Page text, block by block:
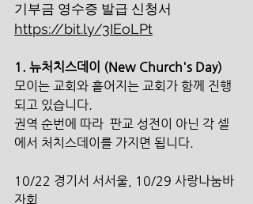
기부금 영수증 발급 신청서
https://bit.ly/3IEoLPt
1. 뉴처치스데이 (New Church's Day)
모이는 교회와 흩어지는 교회가 함께 진행
되고 있습니다.
권역 순번에 따라  판교 성전이 아닌 각 셀
에서 처치스데이를 가지면 됩니다.
10/22 경기서 서서울, 10/29 사랑나눔바
자회